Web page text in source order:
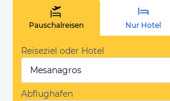
Pauschalreisen Nur Hotel
Reiseziel oder Hotel
Mesanagros
Abflughafen